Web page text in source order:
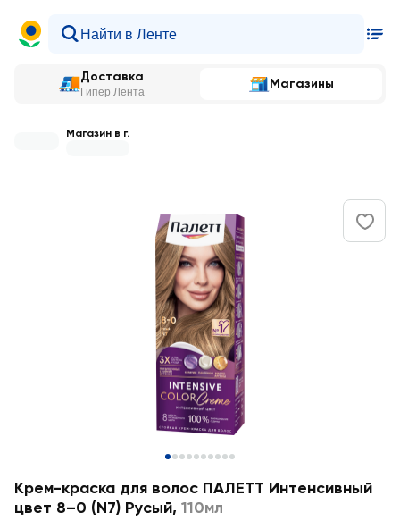
Доставка
Гипер Лента
Магазины
Магазин в г.
Крем-краска для волос ПАЛЕТТ Интенсивный
цвет 8–0 (N7) Русый, 110мл